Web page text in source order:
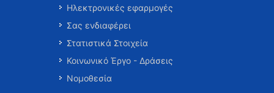
Ηλεκτρονικές εφαρμογές
Σας ενδιαφέρει
Στατιστικά Στοιχεία
Κοινωνικό Έργο - Δράσεις
Νομοθεσία